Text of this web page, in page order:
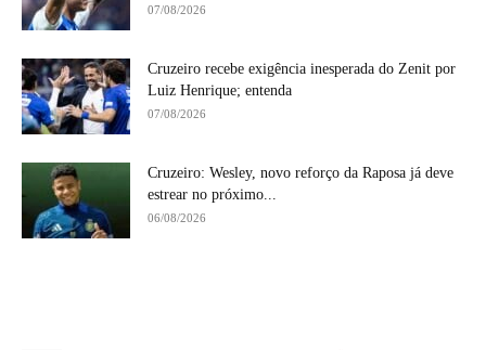
07/08/2026
Cruzeiro recebe exigência inesperada do Zenit por
Luiz Henrique; entenda
07/08/2026
Cruzeiro: Wesley, novo reforço da Raposa já deve
estrear no próximo...
06/08/2026